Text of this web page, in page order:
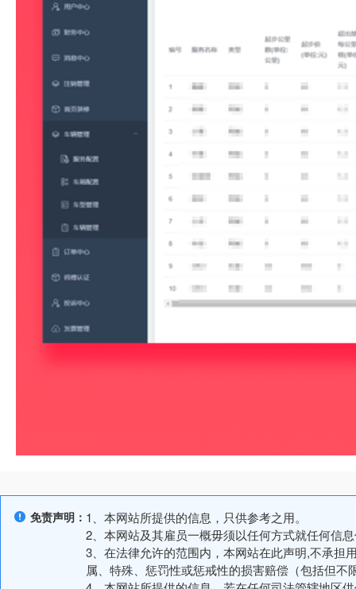
免责声明： 1、本网站所提供的信息，只供参考之用。
2、本网站及其雇员一概毋须以任何方式就任何信
3、在法律允许的范围内，本网站在此声明,不承担
属、特殊、惩罚性或惩戒性的损害赔偿（包括但